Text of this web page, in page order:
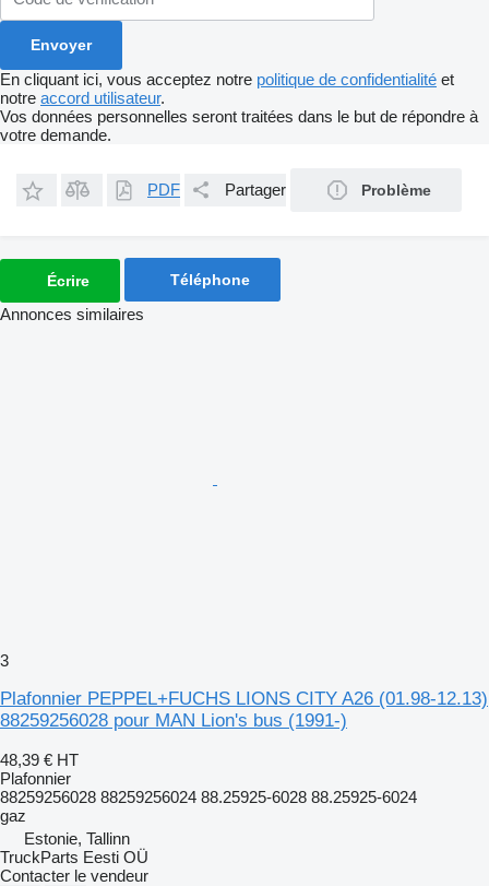
En cliquant ici, vous acceptez notre politique de confidentialité et
notre accord utilisateur.
Vos données personnelles seront traitées dans le but de répondre à
votre demande.
PDF Partager Problème
Écrire Téléphone
Annonces similaires
3
Plafonnier PEPPEL+FUCHS LIONS CITY A26 (01.98-12.13)
88259256028 pour MAN Lion's bus (1991-)
48,39 € HT
Plafonnier
88259256028 88259256024 88.25925-6028 88.25925-6024
gaz
Estonie, Tallinn
TruckParts Eesti OÜ
Contacter le vendeur